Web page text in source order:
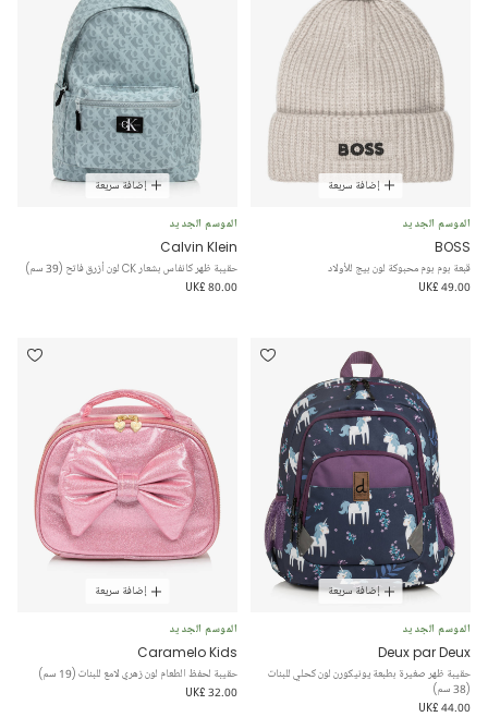
إضافة سريعة
الموسم الجديد
BOSS
قبعة بوم بوم محبوكة لون بيج للأولاد
UK£ 49.00
إضافة سريعة
الموسم الجديد
Calvin Klein
حقيبة ظهر كانفاس بشعار CK لون أزرق فاتح (39 سم)
UK£ 80.00
إضافة سريعة
الموسم الجديد
Deux par Deux
حقيبة ظهر صغيرة بطبعة يونيكورن لون كحلي للبنات
(38 سم)
UK£ 44.00
إضافة سريعة
الموسم الجديد
Caramelo Kids
حقيبة لحفظ الطعام لون زهري لامع للبنات (19 سم)
UK£ 32.00